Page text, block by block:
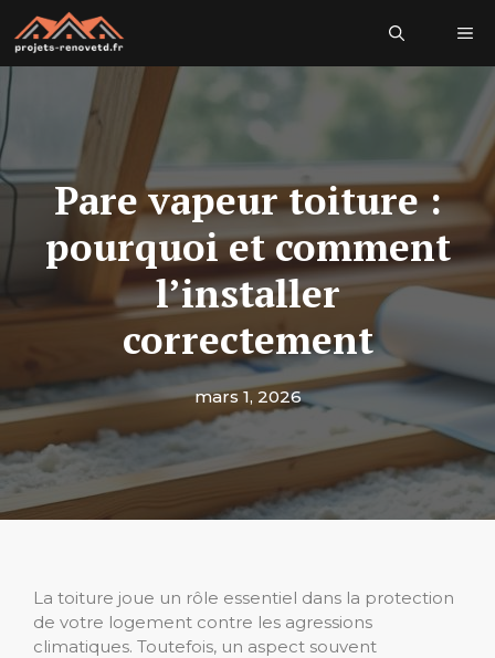
Aller
au
contenu
Pare vapeur toiture :
pourquoi et comment
l’installer
correctement
mars 1, 2026
La toiture joue un rôle essentiel dans la protection
de votre logement contre les agressions
climatiques. Toutefois, un aspect souvent